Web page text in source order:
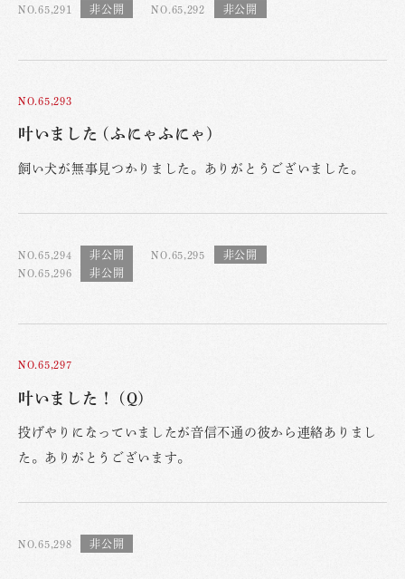
NO.65,291 NO.65,292
NO.65,293
叶いました (ふにゃふにゃ)
飼い犬が無事見つかりました。ありがとうございました。
NO.65,294
NO.65,295
NO.65,296
NO.65,297
叶いました！ (Q)
投げやりになっていましたが音信不通の彼から連絡ありまし
た。ありがとうございます。
NO.65,298